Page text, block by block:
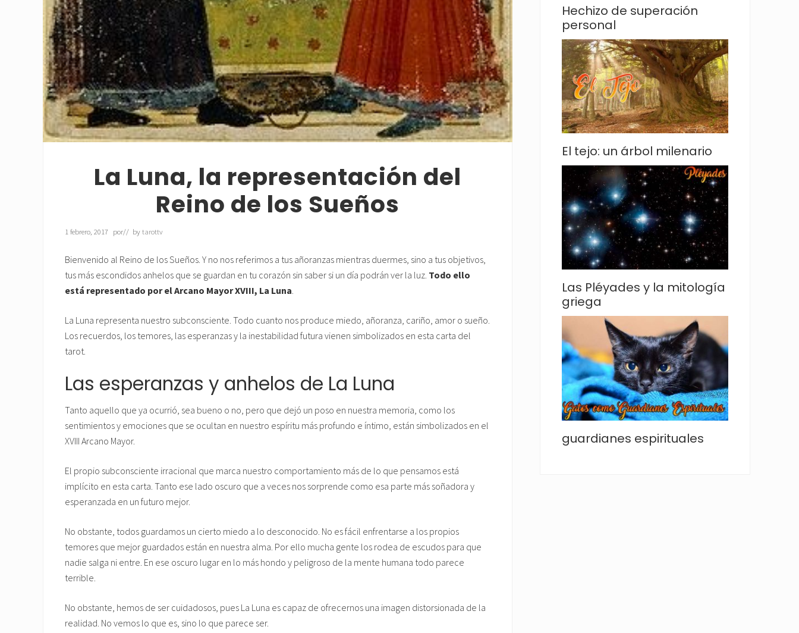
La Luna, la representación del
Reino de los Sueños
1 febrero, 2017 por// bytarottv
Bienvenido al Reino de los Sueños. Y no nos referimos a tus añoranzas mientras duermes, sino a tus objetivos,
tus más escondidos anhelos que se guardan en tu corazón sin saber si un día podrán ver la luz. Todo ello
está representado por el Arcano Mayor XVIII, La Luna.
La Luna representa nuestro subconsciente. Todo cuanto nos produce miedo, añoranza, cariño, amor o sueño.
Los recuerdos, los temores, las esperanzas y la inestabilidad futura vienen simbolizados en esta carta del
tarot.
Las esperanzas y anhelos de La Luna
Tanto aquello que ya ocurrió, sea bueno o no, pero que dejó un poso en nuestra memoria, como los
sentimientos y emociones que se ocultan en nuestro espíritu más profundo e íntimo, están simbolizados en el
XVIII Arcano Mayor.
El propio subconsciente irracional que marca nuestro comportamiento más de lo que pensamos está
implícito en esta carta. Tanto ese lado oscuro que a veces nos sorprende como esa parte más soñadora y
esperanzada en un futuro mejor.
No obstante, todos guardamos un cierto miedo a lo desconocido. No es fácil enfrentarse a los propios
temores que mejor guardados están en nuestra alma. Por ello mucha gente los rodea de escudos para que
nadie salga ni entre. En ese oscuro lugar en lo más hondo y peligroso de la mente humana todo parece
terrible.
No obstante, hemos de ser cuidadosos, pues La Luna es capaz de ofrecernos una imagen distorsionada de la
realidad. No vemos lo que es, sino lo que parece ser.
Hechizo de superación
personal
El tejo: un árbol milenario
Las Pléyades y la mitología
griega
guardianes espirituales